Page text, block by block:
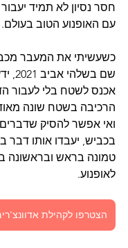
חסר נסיון לא תמיד
עם האופנוע הטוב בעולם.
כשעשיתי את המעבר
שם
אכנס לשטח בלי לעבור
הרכיבה בשטח שונה
ואי אפשר להסיק
בכביש, יעבדו אותו
טמונה בראש ובראשונה
לאופנוע.
הצטרפו לקהילת